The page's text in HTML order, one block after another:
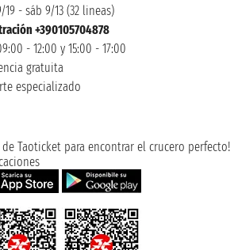
- sáb 9/13 (32 lineas)
+390105704878
- 12:00 y 15:00 - 17:00
gratuita
especializado
de Taoticket para encontrar el crucero perfecto!